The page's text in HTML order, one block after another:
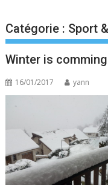
Catégorie : Sport
Winter is
16/01/2017 yann